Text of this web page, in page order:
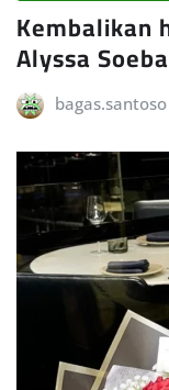
Kembalikan
Alyssa
bagas.santoso